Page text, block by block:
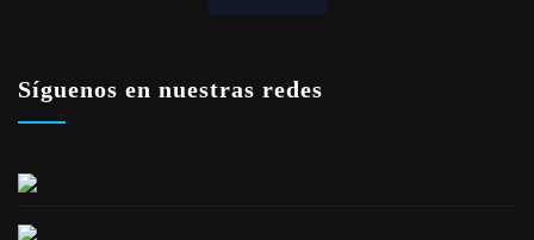
Síguenos en nuestras redes